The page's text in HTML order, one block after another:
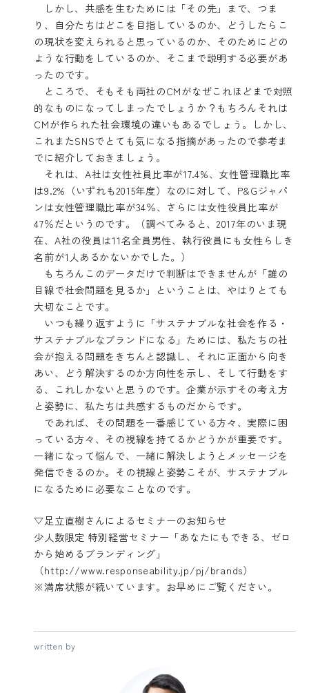
しかし、共感を生むためには「その先」まで、つま
り、自分たちはどこを目指しているのか、どうしたらこ
の現状を変えられると思っているのか、そのためにどの
ような行動をしているのか、そこまで説明する必要があ
ったのです。
ところで、そもそも両社のCMがなぜこれほどまで対照
的なものになってしまったでしょうか？もちろんそれは
CMが作られた社会環境の違いもあるでしょう。しかし、
これまたSNSでとても気になる指摘があったので参考ま
でに紹介しておきましょう。
それは、A社は女性社員比率が17.4%、女性管理職比率
は9.2%（いずれも2015年度）なのに対して、P&Gジャパ
ンは女性管理職比率が34％、さらには女性役員比率が
47％だというのです。（調べてみると、2017年のいま現
在、A社の役員は11名全員男性、執行役員にも女性らしき
名前が1人あるかないかでした。）
もちろんこのデータだけで判断はできませんが「誰の
目線で社会問題を見るか」ということは、やはりとても
大切なことです。
いつも繰り返すように「サステナブルな社会を作る・
サステナブルなブランドになる」ためには、私たちの社
会が抱える問題をきちんと認識し、それに正面から向き
あい、どう解決するのか方向性を示し、そして行動をす
る、これしかないと思うのです。企業が示すその考え方
と姿勢に、私たちは共感するものだからです。
であれば、その問題を一番感じている方々、実際に困
っている方々、その視線を持てるかどうかが重要です。
一緒になって悩んで、一緒に解決しようとメッセージを
発信できるのか。その視線と姿勢こそが、サステナブル
になるために必要なことなのです。
▽足立直樹さんによるセミナーのお知らせ
少人数限定 特別経営セミナー「あなたにもできる、ゼロ
から始めるブランディング」
（http://www.responseability.jp/pj/brands）
※満席状態が続いています。お早めにご覧ください。
written by